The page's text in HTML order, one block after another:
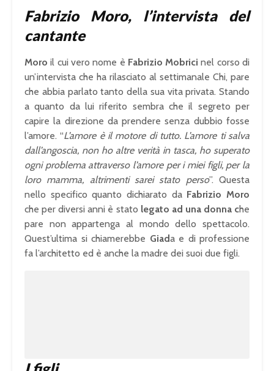
Fabrizio Moro, l’intervista del
cantante
Moro il cui vero nome è Fabrizio Mobrici nel corso di
un’intervista che ha rilasciato al settimanale Chi, pare
che abbia parlato tanto della sua vita privata. Stando
a quanto da lui riferito sembra che il segreto per
capire la direzione da prendere senza dubbio fosse
l’amore. “L’amore è il motore di tutto. L’amore ti salva
dall’angoscia, non ho altre verità in tasca, ho superato
ogni problema attraverso l’amore per i miei figli, per la
loro mamma, altrimenti sarei stato perso”. Questa
nello specifico quanto dichiarato daFabrizio Moro
che per diversi anni è stato legato ad una donna che
pare non appartenga al mondo dello spettacolo.
Quest’ultima si chiamerebbe Giada e di professione
fa l’architetto ed è anche la madre dei suoi due figli.